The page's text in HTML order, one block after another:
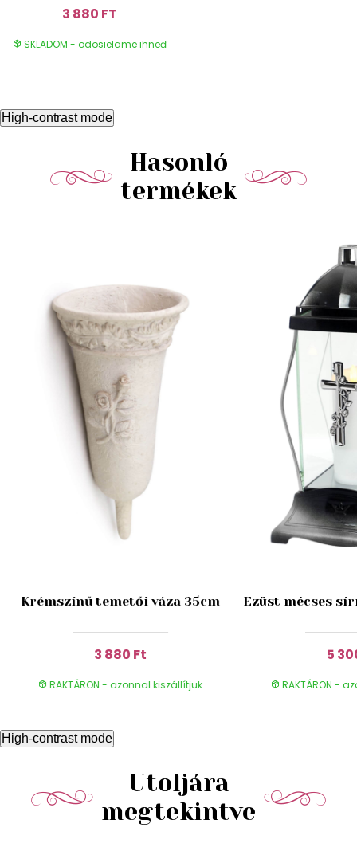
3 880 FT
SKLADOM - odosielame ihneď
High-contrast mode
Hasonló
termékek
Krémszínű temetői váza 35cm
3 880 Ft
RAKTÁRON - azonnal kiszállítjuk
Ezüst mécses
5
RAKTÁRON -
High-contrast mode
Utoljára
megtekintve